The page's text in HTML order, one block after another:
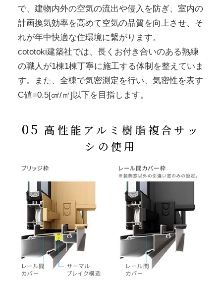
で、建物内外の空気の流出や侵入を防ぎ、室内の
計画換気効率を高めて空気の品質を向上させ、そ
れが年中快適な住環境に繋がります。
cototoki建築社では、長くお付き合いのある熟練
の職人が1棟1棟丁寧に施工する体制を整えていま
す。また、全棟で気密測定を行い、気密性を表す
C値=0.5[㎠/㎡]以下を目指します。
05 高性能アルミ樹脂複合サッ
シの使用